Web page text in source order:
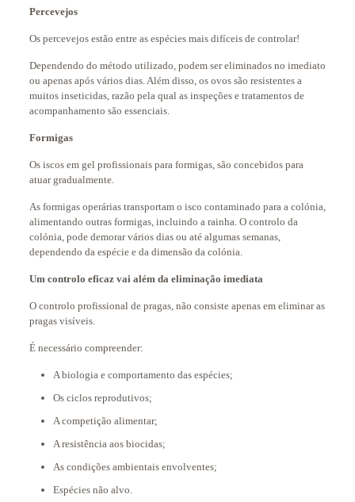
Percevejos
Os percevejos estão entre as espécies mais difíceis de controlar!
Dependendo do método utilizado, podem ser eliminados no imediato
ou apenas após vários dias. Além disso, os ovos são resistentes a
muitos inseticidas, razão pela qual as inspeções e tratamentos de
acompanhamento são essenciais.
Formigas
Os iscos em gel profissionais para formigas, são concebidos para
atuar gradualmente.
As formigas operárias transportam o isco contaminado para a colónia,
alimentando outras formigas, incluindo a rainha. O controlo da
colónia, pode demorar vários dias ou até algumas semanas,
dependendo da espécie e da dimensão da colónia.
Um controlo eficaz vai além da eliminação imediata
O controlo profissional de pragas, não consiste apenas em eliminar as
pragas visíveis.
É necessário compreender:
A biologia e comportamento das espécies;
Os ciclos reprodutivos;
A competição alimentar;
A resistência aos biocidas;
As condições ambientais envolventes;
Espécies não alvo.